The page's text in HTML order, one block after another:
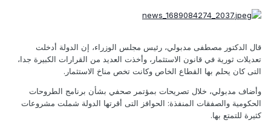
قال الدكتور مصطفى مدبولي، رئيس مجلس الوزراء، إن الدولة أدخلت
تعديلات ثورية في قانون الاستثمار، وأخذت العديد من القرارات الكبيرة جدا،
التى كان يحلم بها القطاع الخاص وكانت تخص مناخ الاستثمار.
وأضاف مدبولي، خلال تصريحات بمؤتمر صحفي بشأن برنامج الطروحات
الحكومية والصفقات المنفذة: الحوافز التى أقرتها الدولة شملت مشروعات
كثيرة للتمتع بها.